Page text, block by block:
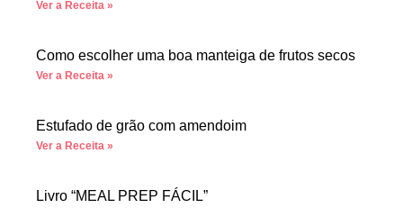
Ver a Receita »
Como escolher uma boa manteiga de frutos secos
Ver a Receita »
Estufado de grão com amendoim
Ver a Receita »
Livro “MEAL PREP FÁCIL”